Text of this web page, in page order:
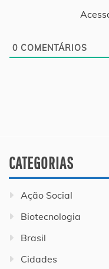
0 COMENTÁRIOS
CATEGORIAS
Ação Social
Biotecnologia
Brasil
Cidades